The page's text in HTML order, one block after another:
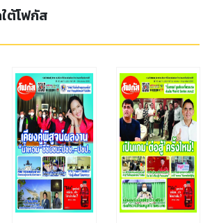
ต้โฟกัส